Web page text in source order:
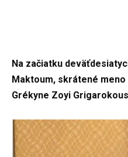
Na začiatku
Maktoum, skrátené
Grékyne Zoyi